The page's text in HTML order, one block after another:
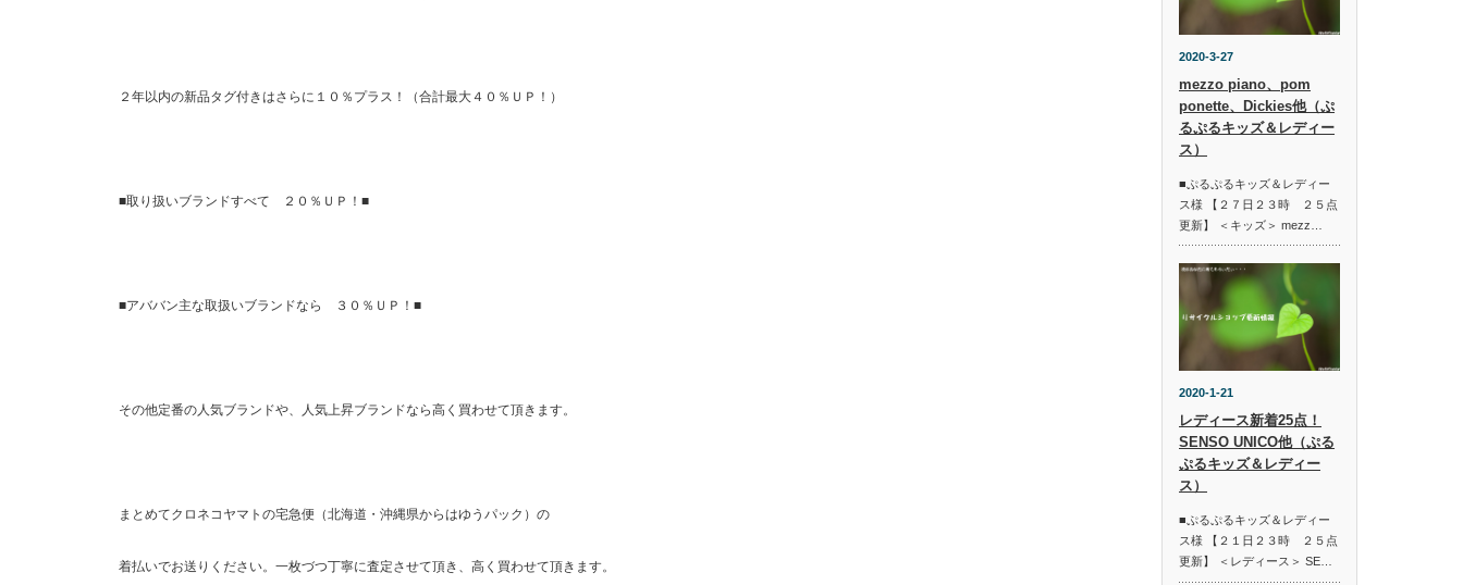
２年以内の新品タグ付きはさらに１０％プラス！（合計最大４０％ＵＰ！）
■取り扱いブランドすべて ２０％ＵＰ！■
■アババン主な取扱いブランドなら ３０％ＵＰ！■
その他定番の人気ブランドや、人気上昇ブランドなら高く買わせて頂きます。
まとめてクロネコヤマトの宅急便（北海道・沖縄県からはゆうパック）の
着払いでお送りください。一枚づつ丁寧に査定させて頂き、高く買わせて頂きます。
2020-3-27
mezzo piano、pom
ponette、Dickies他（ぷ
るぷるキッズ＆レディー
ス）
■ぷるぷるキッズ＆レディー
ス様 【２７日２３時 ２５点
更新】 ＜キッズ＞ mezz…
2020-1-21
レディース新着25点！
SENSO UNICO他（ぷる
ぷるキッズ＆レディー
ス）
■ぷるぷるキッズ＆レディー
ス様 【２１日２３時 ２５点
更新】 ＜レディース＞ SE…